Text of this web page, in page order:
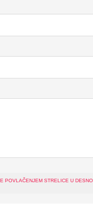
POVLAČENJEM STRELICE U DESNO